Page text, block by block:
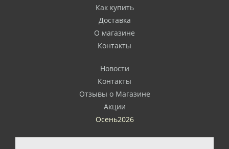
Как купить
Доставка
О магазине
Контакты
Новости
Контакты
Отзывы о Магазине
Акции
Осень2026